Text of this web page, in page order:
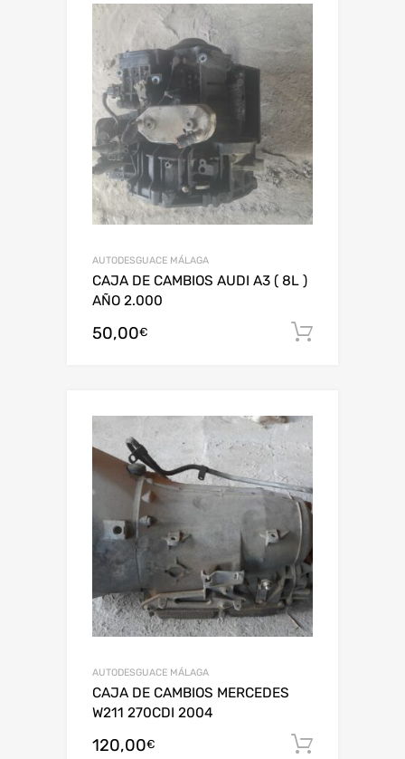
AUTODESGUACE MÁLAGA
CAJA DE CAMBIOS AUDI A3 ( 8L )
AÑO 2.000
50,00€
AUTODESGUACE MÁLAGA
CAJA DE CAMBIOS MERCEDES
W211 270CDI 2004
120,00€